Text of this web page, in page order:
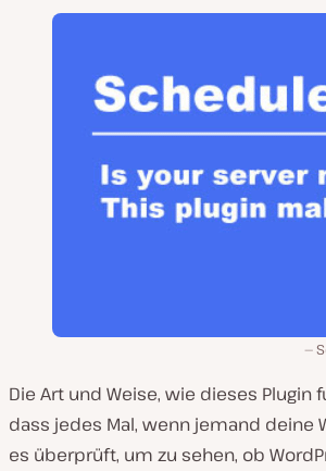
Die Art und Weise, wie dieses Plugin
dass jedes Mal, wenn jemand deine
es überprüft, um zu sehen, ob